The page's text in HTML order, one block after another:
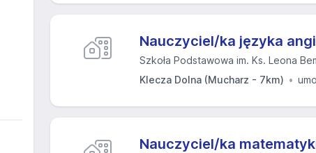
Nauczyciel/ka języka
Szkoła Podstawowa im. Ks. Leona
Klecza Dolna (Mucharz - 7km)
Nauczyciel/ka